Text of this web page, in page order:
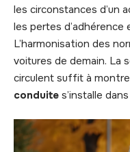
les circonstances d’un
les pertes
L’harmonisation des
voitures de demain. La
circulent suffit à
conduite s’installe